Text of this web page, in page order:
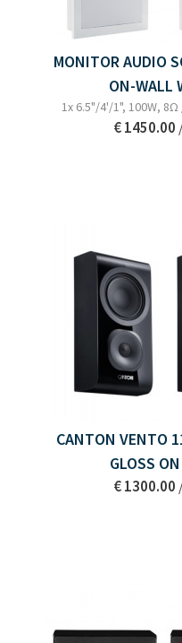
MONITOR AUDIO
ON-WALL
1x 6.5"/4'/1", 100W,
€ 1450.00
CANTON VENTO
GLOSS
€ 1300.00